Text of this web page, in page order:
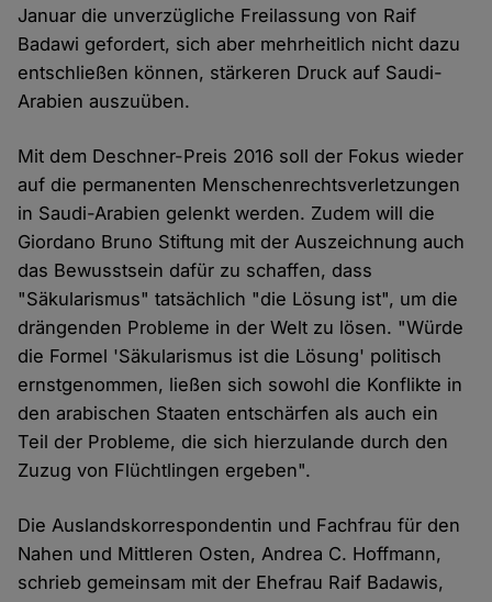
Januar die unverzügliche Freilassung von Raif
Badawi gefordert, sich aber mehrheitlich nicht dazu
entschließen können, stärkeren Druck auf Saudi-
Arabien auszuüben.
Mit dem Deschner-Preis 2016 soll der Fokus wieder
auf die permanenten Menschenrechtsverletzungen
in Saudi-Arabien gelenkt werden. Zudem will die
Giordano Bruno Stiftung mit der Auszeichnung auch
das Bewusstsein dafür zu schaffen, dass
"Säkularismus" tatsächlich "die Lösung ist", um die
drängenden Probleme in der Welt zu lösen. "Würde
die Formel 'Säkularismus ist die Lösung' politisch
ernstgenommen, ließen sich sowohl die Konflikte in
den arabischen Staaten entschärfen als auch ein
Teil der Probleme, die sich hierzulande durch den
Zuzug von Flüchtlingen ergeben".
Die Auslandskorrespondentin und Fachfrau für den
Nahen und Mittleren Osten, Andrea C. Hoffmann,
schrieb gemeinsam mit der Ehefrau Raif Badawis,